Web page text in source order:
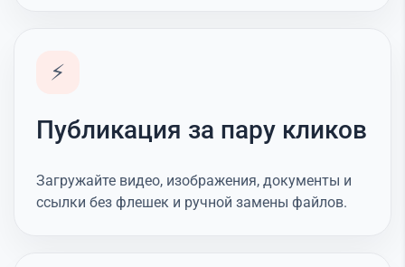
⚡
Публикация за пару кликов
Загружайте видео, изображения, документы и
ссылки без флешек и ручной замены файлов.